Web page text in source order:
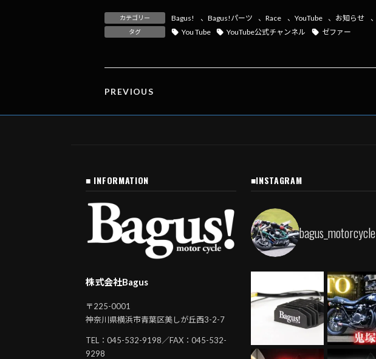
e
b
o
k
e
e
n
ai
l
p
y
n
カテゴリー Bagus! 、 Bagus!パーツ 、Race 、 YouTube 、 お知らせ 、
タグ You Tube YouTube公式チャンネル ゼファー
PREVIOUS
■ INFORMATION
株式会社Bagus
〒225-0001
神奈川県横浜市青葉区美しが丘西3-2-7
TEL： 045-532-9198／FAX：045-532-
9298
■INSTAGRAM
bagus_motorcycle